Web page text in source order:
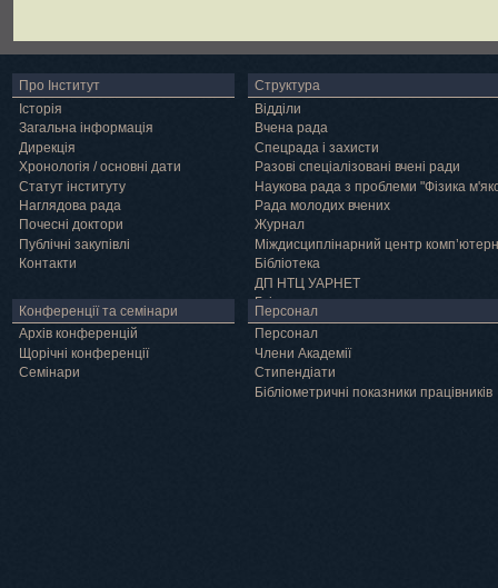
Про Інститут
Історія
Загальна інформація
Дирекція
Хронологія / основні дати
Статут інституту
Наглядова рада
Почесні доктори
Публічні закупівлі
Контакти
Структура
Відділи
Вчена рада
Спецрада і захисти
Разові спеціалізовані вчені ради
Наукова рада з проблеми "Фізика
Рада молодих вчених
Журнал
Міждисциплінарний центр
Бібліотека
ДП НТЦ УАРНЕТ
Грід
Конференції та семінари
Архів конференцій
Щорічні конференції
Семінари
Персонал
Персонал
Члени Академії
Cтипендіати
Бібліометричні показники працівників